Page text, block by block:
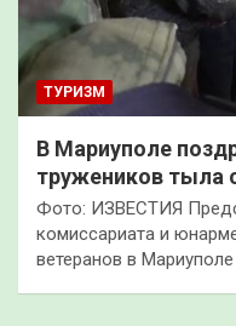
ТУРИЗМ
В Мариуполе
тружеников
Фото: ИЗВЕСТИЯ
комиссариата и
ветеранов в